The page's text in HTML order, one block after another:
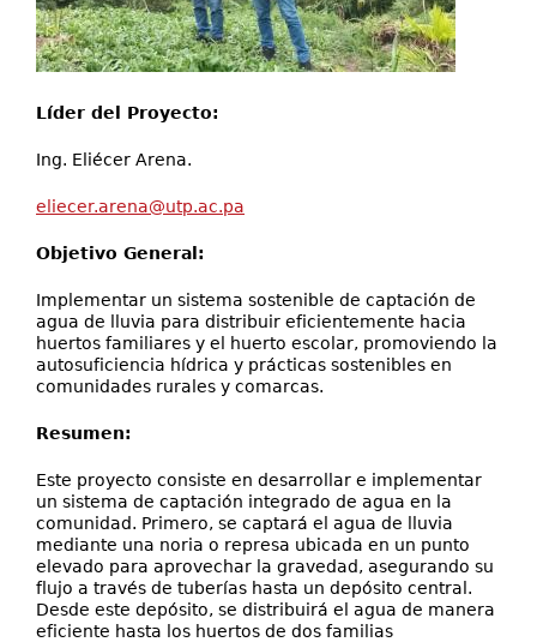
Líder del Proyecto:
Ing. Eliécer Arena.
eliecer.arena@utp.ac.pa
Objetivo General:
Implementar un sistema sostenible de captación de
agua de lluvia para distribuir eficientemente hacia
huertos familiares y el huerto escolar, promoviendo la
autosuficiencia hídrica y prácticas sostenibles en
comunidades rurales y comarcas.
Resumen:
Este proyecto consiste en desarrollar e implementar
un sistema de captación integrado de agua en la
comunidad. Primero, se captará el agua de lluvia
mediante una noria o represa ubicada en un punto
elevado para aprovechar la gravedad, asegurando su
flujo a través de tuberías hasta un depósito central.
Desde este depósito, se distribuirá el agua de manera
eficiente hasta los huertos de dos familias